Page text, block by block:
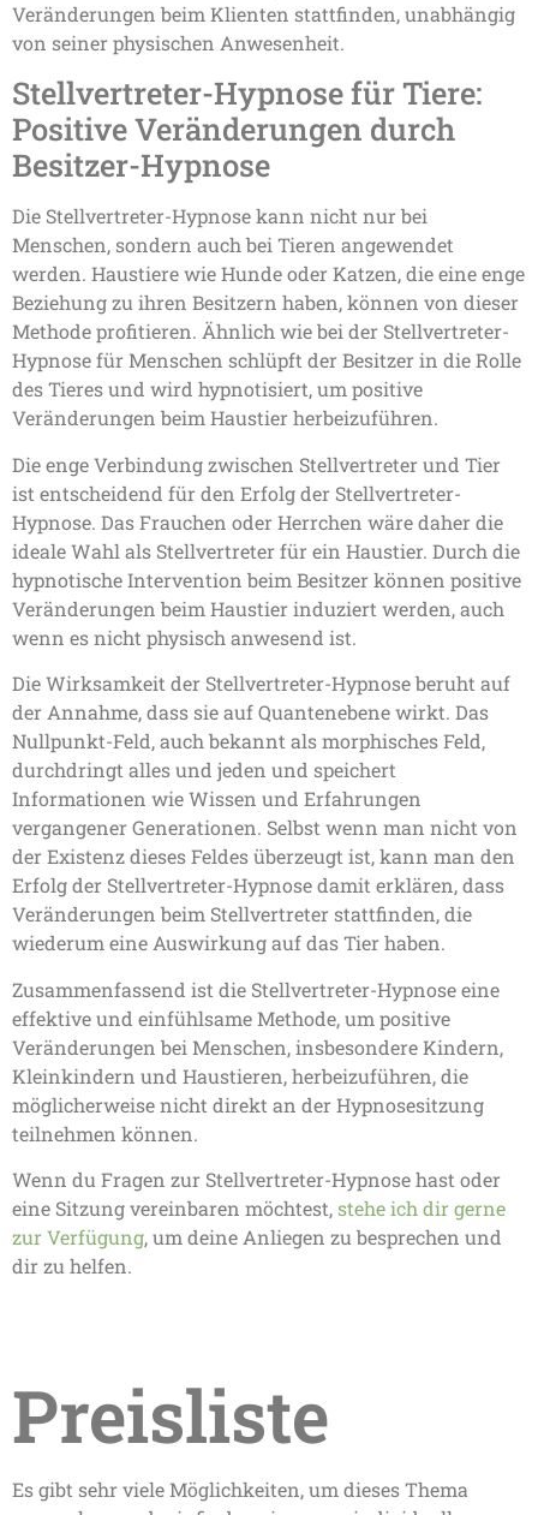
Veränderungen beim Klienten stattfinden, unabhängig
von seiner physischen Anwesenheit.
Stellvertreter-Hypnose für Tiere:
Positive Veränderungen durch
Besitzer-Hypnose
Die Stellvertreter-Hypnose kann nicht nur bei
Menschen, sondern auch bei Tieren angewendet
werden. Haustiere wie Hunde oder Katzen, die eine enge
Beziehung zu ihren Besitzern haben, können von dieser
Methode profitieren. Ähnlich wie bei der Stellvertreter-
Hypnose für Menschen schlüpft der Besitzer in die Rolle
des Tieres und wird hypnotisiert, um positive
Veränderungen beim Haustier herbeizuführen.
Die enge Verbindung zwischen Stellvertreter und Tier
ist entscheidend für den Erfolg der Stellvertreter-
Hypnose. Das Frauchen oder Herrchen wäre daher die
ideale Wahl als Stellvertreter für ein Haustier. Durch die
hypnotische Intervention beim Besitzer können positive
Veränderungen beim Haustier induziert werden, auch
wenn es nicht physisch anwesend ist.
Die Wirksamkeit der Stellvertreter-Hypnose beruht auf
der Annahme, dass sie auf Quantenebene wirkt. Das
Nullpunkt-Feld, auch bekannt als morphisches Feld,
durchdringt alles und jeden und speichert
Informationen wie Wissen und Erfahrungen
vergangener Generationen. Selbst wenn man nicht von
der Existenz dieses Feldes überzeugt ist, kann man den
Erfolg der Stellvertreter-Hypnose damit erklären, dass
Veränderungen beim Stellvertreter stattfinden, die
wiederum eine Auswirkung auf das Tier haben.
Zusammenfassend ist die Stellvertreter-Hypnose eine
effektive und einfühlsame Methode, um positive
Veränderungen bei Menschen, insbesondere Kindern,
Kleinkindern und Haustieren, herbeizuführen, die
möglicherweise nicht direkt an der Hypnosesitzung
teilnehmen können.
Wenn du Fragen zur Stellvertreter-Hypnose hast oder
eine Sitzung vereinbaren möchtest,stehe ich dir gerne
zur Verfügung, um deine Anliegen zu besprechen und
dir zu helfen.
Preisliste
Es gibt sehr viele Möglichkeiten, um dieses Thema